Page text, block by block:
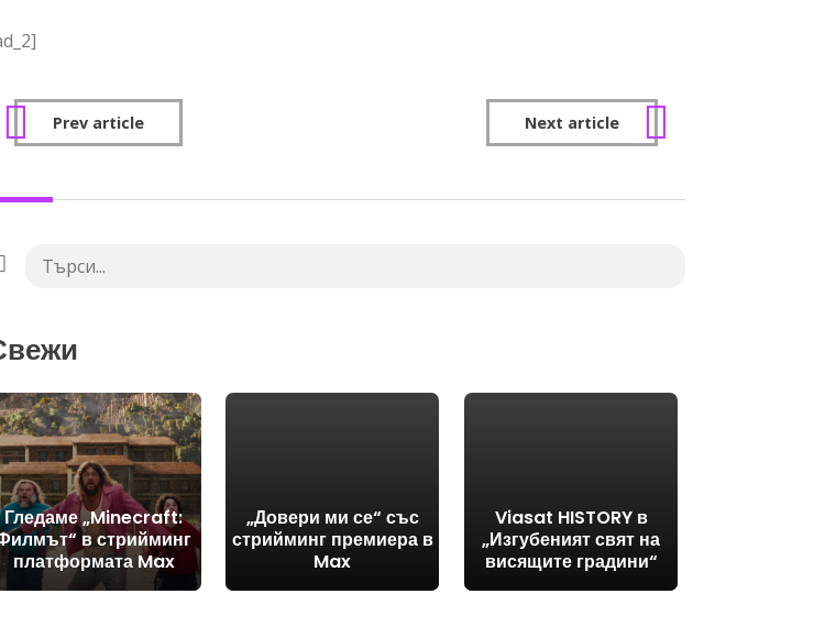
Prev article Next article
Гледаме „Minecraft:
в стрийминг
платформата Max
„Довери ми се“ със
стрийминг премиера в
Max
Viasat HISTORY в
„Изгубеният свят на
висящите градини“